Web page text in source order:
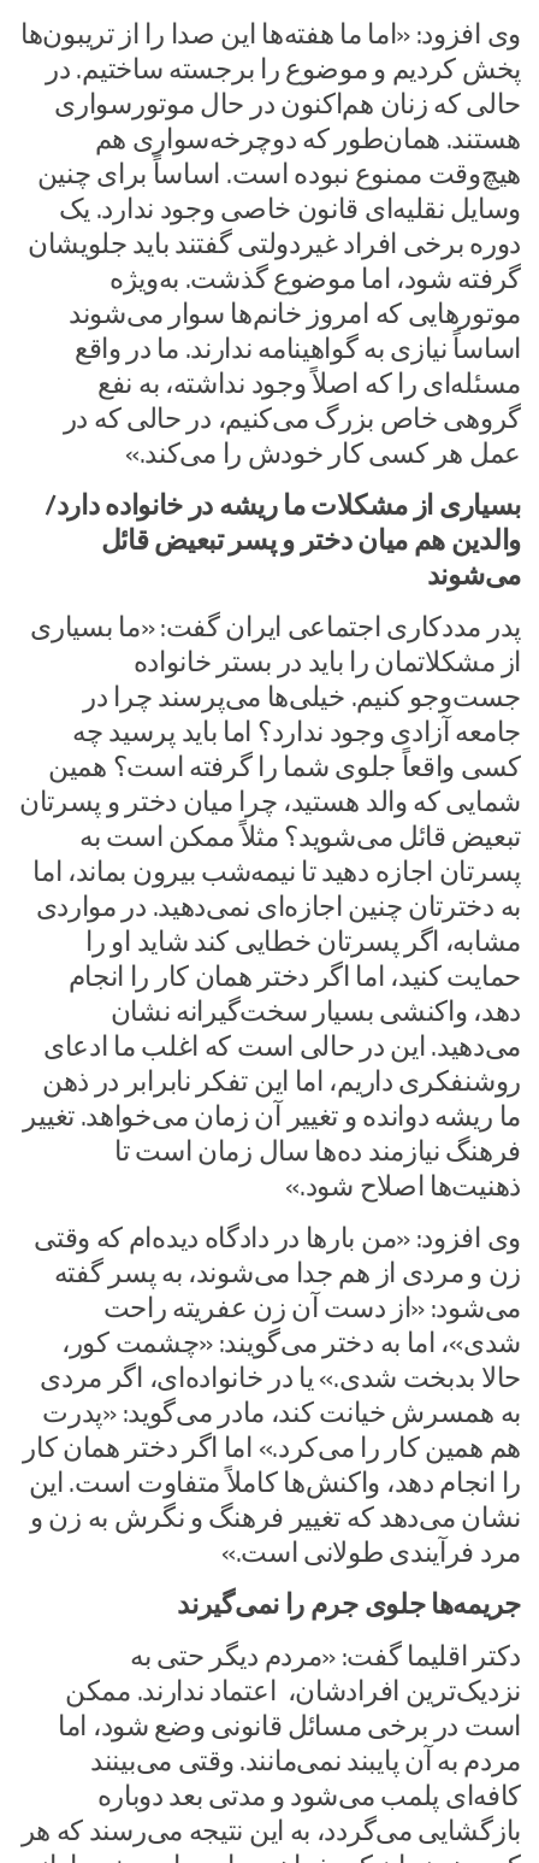
وی افزود: «اما ما هفته‌ها این صدا را از تریبون‌ها
پخش کردیم و موضوع را برجسته ساختیم. در
حالی که زنان هم‌اکنون در حال موتورسواری
هستند. همان‌طور که دوچرخه‌سواری هم
هیچ‌وقت ممنوع نبوده است. اساساً برای چنین
وسایل نقلیه‌ای قانون خاصی وجود ندارد. یک
دوره برخی افراد غیردولتی گفتند باید جلویشان
گرفته شود، اما موضوع گذشت. به‌ویژه
موتورهایی که امروز خانم‌ها سوار می‌شوند
اساساً نیازی به گواهینامه ندارند. ما در واقع
مسئله‌ای را که اصلاً وجود نداشته، به نفع
گروهی خاص بزرگ می‌کنیم، در حالی که در
عمل هر کسی کار خودش را می‌کند.»
بسیاری از مشکلات ما ریشه در خانواده دارد/
والدین هم میان دختر و پسر تبعیض قائل
می‌شوند
پدر مددکاری اجتماعی ایران گفت: «ما بسیاری
از مشکلاتمان را باید در بستر خانواده
جست‌وجو کنیم. خیلی‌ها می‌پرسند چرا در
جامعه آزادی وجود ندارد؟ اما باید پرسید چه
کسی واقعاً جلوی شما را گرفته است؟ همین
شمایی که والد هستید، چرا میان دختر و پسرتان
تبعیض قائل می‌شوید؟ مثلاً ممکن است به
پسرتان اجازه دهید تا نیمه‌شب بیرون بماند، اما
به دخترتان چنین اجازه‌ای نمی‌دهید. در مواردی
مشابه، اگر پسرتان خطایی کند شاید او را
حمایت کنید، اما اگر دختر همان کار را انجام
دهد، واکنشی بسیار سخت‌گیرانه نشان
می‌دهید. این در حالی است که اغلب ما ادعای
روشنفکری داریم، اما این تفکر نابرابر در ذهن
ما ریشه دوانده و تغییر آن زمان می‌خواهد. تغییر
فرهنگ نیازمند ده‌ها سال زمان است تا
ذهنیت‌ها اصلاح شود.»
وی افزود: «من بارها در دادگاه دیده‌ام که وقتی
زن و مردی از هم جدا می‌شوند، به پسر گفته
می‌شود: «از دست آن زن عفریته راحت
شدی»، اما به دختر می‌گویند: «چشمت کور،
حالا بدبخت شدی.» یا در خانواده‌ای، اگر مردی
به همسرش خیانت کند، مادر می‌گوید: «پدرت
هم همین کار را می‌کرد.» اما اگر دختر همان کار
را انجام دهد، واکنش‌ها کاملاً متفاوت است. این
نشان می‌دهد که تغییر فرهنگ و نگرش به زن و
مرد فرآیندی طولانی است.»
جریمه‌ها جلوی جرم را نمی‌گیرند
دکتر اقلیما گفت: «مردم دیگر حتی به
نزدیک‌ترین افرادشان، اعتماد ندارند. ممکن
است در برخی مسائل قانونی وضع شود، اما
مردم به آن پایبند نمی‌مانند. وقتی می‌بینند
کافه‌ای پلمب می‌شود و مدتی بعد دوباره
بازگشایی می‌گردد، به این نتیجه می‌رسند که هر